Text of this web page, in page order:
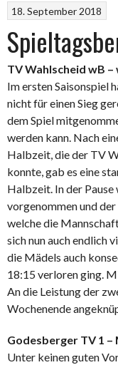
18. September 2018
TV Wahlscheid wB –
Im ersten Saisonspiel
nicht für einen Sieg
dem Spiel
werden kann. Nach
Halbzeit, die der TV
konnte, gab es eine
Halbzeit. In der
vorgenommen und
welche die
sich nun auch endlich
die Mädels auch
18:15 verloren ging.
An die Leistung der
Wochenende
Godesberger TV 1 –
Unter keinen guten